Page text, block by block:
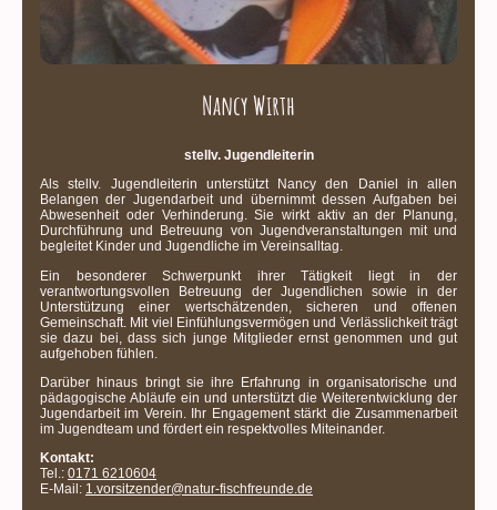
Nancy Wirth
stellv. Jugendleiterin
Als stellv. Jugendleiterin unterstützt Nancy den Daniel in allen
Belangen der Jugendarbeit und übernimmt dessen Aufgaben bei
Abwesenheit oder Verhinderung. Sie wirkt aktiv an der Planung,
Durchführung und Betreuung von Jugendveranstaltungen mit und
begleitet Kinder und Jugendliche im Vereinsalltag.
Ein besonderer Schwerpunkt ihrer Tätigkeit liegt in der
verantwortungsvollen Betreuung der Jugendlichen sowie in der
Unterstützung einer wertschätzenden, sicheren und offenen
Gemeinschaft. Mit viel Einfühlungsvermögen und Verlässlichkeit trägt
sie dazu bei, dass sich junge Mitglieder ernst genommen und gut
aufgehoben fühlen.
Darüber hinaus bringt sie ihre Erfahrung in organisatorische und
pädagogische Abläufe ein und unterstützt die Weiterentwicklung der
Jugendarbeit im Verein. Ihr Engagement stärkt die Zusammenarbeit
im Jugendteam und fördert ein respektvolles Miteinander.
Kontakt:
Tel.: 0171 6210604
E-Mail: 1.vorsitzender@natur-fischfreunde.de